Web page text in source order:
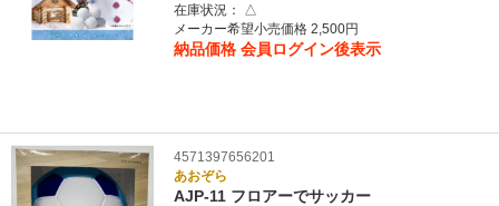
在庫状況：
△
メーカー希望小売価格 2,500円
納品価格 会員ログイン後表示
4571397656201
あおぞら
AJP-11 フロアーでサッカー